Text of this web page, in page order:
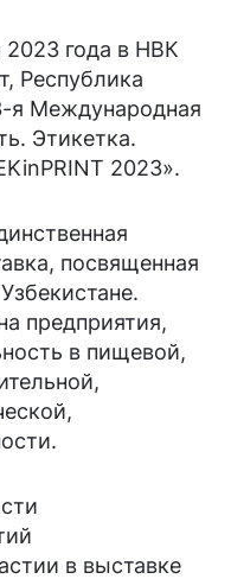
года в НВК
Республика
я Международная
Этикетка.
2023».
посвященная
предприятия,
в пищевой,
в выставке